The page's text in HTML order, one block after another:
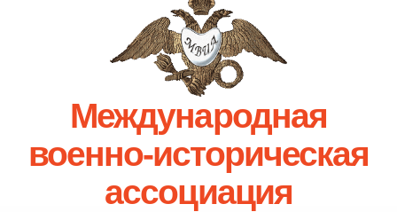
Международная
военно-историческая
ассоциация